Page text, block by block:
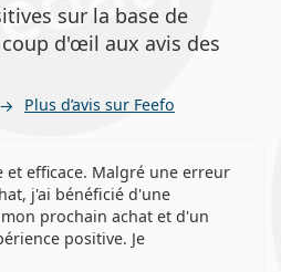
sur la base de
d'œil aux avis des
Plus d’avis sur Feefo
et efficace. Malgré une erreur
j'ai bénéficié d'une
prochain achat et d'un
positive. Je